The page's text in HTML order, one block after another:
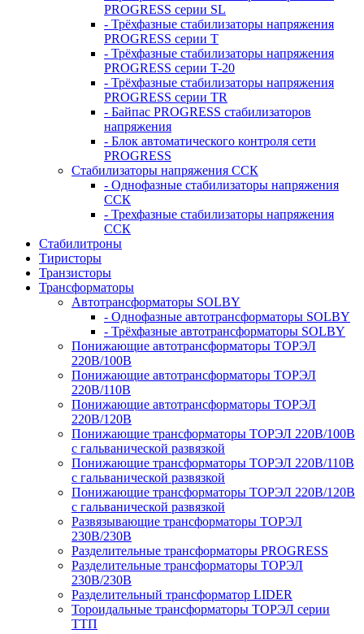
PROGRESS серии SL
- Трёхфазные стабилизаторы напряжения
PROGRESS серии T
- Трёхфазные стабилизаторы напряжения
PROGRESS серии T-20
- Трёхфазные стабилизаторы напряжения
PROGRESS серии TR
- Байпас PROGRESS стабилизаторов
напряжения
- Блок автоматического контроля сети
PROGRESS
Стабилизаторы напряжения ССК
- Однофазные стабилизаторы напряжения
ССК
- Трехфазные стабилизаторы напряжения
ССК
Стабилитроны
Тиристоры
Транзисторы
Трансформаторы
Автотрансформаторы SOLBY
- Однофазные автотрансформаторы SOLBY
- Трёхфазные автотрансформаторы SOLBY
Понижающие автотрансформаторы ТОРЭЛ
220В/100В
Понижающие автотрансформаторы ТОРЭЛ
220В/110В
Понижающие автотрансформаторы ТОРЭЛ
220В/120В
Понижающие трансформаторы ТОРЭЛ 220В/100В
с гальванической развязкой
Понижающие трансформаторы ТОРЭЛ 220В/110В
с гальванической развязкой
Понижающие трансформаторы ТОРЭЛ 220В/120В
с гальванической развязкой
Развязывающие трансформаторы ТОРЭЛ
230В/230В
Разделительные трансформаторы PROGRESS
Разделительные трансформаторы ТОРЭЛ
230В/230В
Разделительный трансформатор LIDER
Тороидальные трансформаторы ТОРЭЛ серии
ТТП